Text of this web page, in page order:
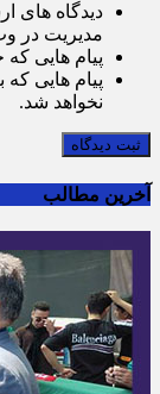
دیدگاه های
مدیریت در
پیام هایی
پیام هایی
نخواهد شد.
ثبت دیدگاه
آخرین مطالب